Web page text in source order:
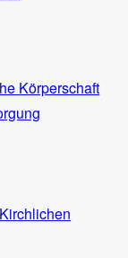
Körperschaft